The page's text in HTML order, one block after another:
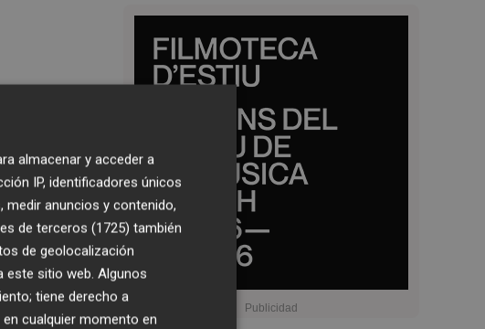
almacenar y acceder a
IP, identificadores únicos
anuncios y contenido,
de terceros (1725) también
de geolocalización
este sitio web. Algunos
tiene derecho a
cualquier momento en